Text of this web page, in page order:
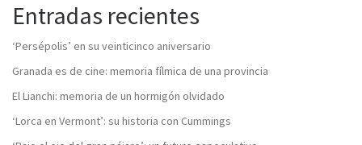
Entradas recientes
‘Persépolis’ en su veinticinco aniversario
Granada es de cine: memoria fílmica de una provincia
El Lianchi: memoria de un hormigón olvidado
‘Lorca en Vermont’: su historia con Cummings